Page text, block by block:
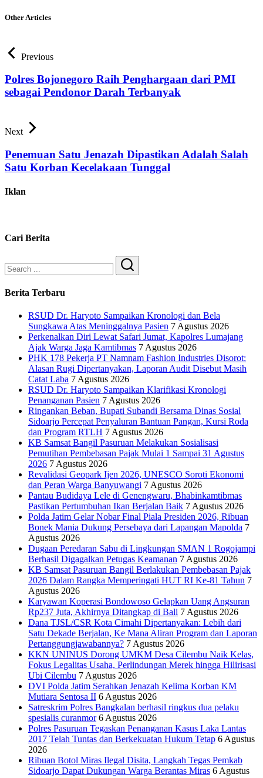
Other Articles
Previous
Polres Bojonegoro Raih Penghargaan dari PMI
sebagai Pendonor Darah Terbanyak
Next
Penemuan Satu Jenazah Dipastikan Adalah Salah
Satu Korban Kecelakaan Tunggal
Iklan
Cari Berita
Search
Berita Terbaru
RSUD Dr. Haryoto Sampaikan Kronologi dan Bela
Sungkawa Atas Meninggalnya Pasien 7 Agustus 2026
Perkenalkan Diri Lewat Safari Jumat, Kapolres Lumajang
Ajak Warga Jaga Kamtibmas 7 Agustus 2026
PHK 178 Pekerja PT Namnam Fashion Industries Disorot:
Alasan Rugi Dipertanyakan, Laporan Audit Disebut Masih
Catat Laba 7 Agustus 2026
RSUD Dr. Haryoto Sampaikan Klarifikasi Kronologi
Penanganan Pasien 7 Agustus 2026
Ringankan Beban, Bupati Subandi Bersama Dinas Sosial
Sidoarjo Percepat Penyaluran Bantuan Pangan, Kursi Roda
dan Program RTLH 7 Agustus 2026
KB Samsat Bangil Pasuruan Melakukan Sosialisasi
Pemutihan Pembebasan Pajak Mulai 1 Sampai 31 Agustus
2026 7 Agustus 2026
Revalidasi Geopark Ijen 2026, UNESCO Soroti Ekonomi
dan Peran Warga Banyuwangi 7 Agustus 2026
Pantau Budidaya Lele di Genengwaru, Bhabinkamtibmas
Pastikan Pertumbuhan Ikan Berjalan Baik 7 Agustus 2026
Polda Jatim Gelar Nobar Final Piala Presiden 2026, Ribuan
Bonek Mania Dukung Persebaya dari Lapangan Mapolda 7
Agustus 2026
Dugaan Peredaran Sabu di Lingkungan SMAN 1 Rogojampi
Berhasil Digagalkan Petugas Keamanan 7 Agustus 2026
KB Samsat Pasuruan Bangil Berlakukan Pembebasan Pajak
2026 Dalam Rangka Memperingati HUT RI Ke-81 Tahun 7
Agustus 2026
Karyawan Koperasi Bondowoso Gelapkan Uang Angsuran
Rp237 Juta, Akhirnya Ditangkap di Bali 7 Agustus 2026
Dana TJSL/CSR Kota Cimahi Dipertanyakan: Lebih dari
Satu Dekade Berjalan, Ke Mana Aliran Program dan Laporan
Pertanggungjawabannya? 7 Agustus 2026
KKN UNINUS Dorong UMKM Desa Cilembu Naik Kelas,
Fokus Legalitas Usaha, Perlindungan Merek hingga Hilirisasi
Ubi Cilembu 7 Agustus 2026
DVI Polda Jatim Serahkan Jenazah Kelima Korban KM
Mutiara Sentosa II 6 Agustus 2026
Satreskrim Polres Bangkalan berhasil ringkus dua pelaku
spesialis curanmor 6 Agustus 2026
Polres Pasuruan Tegaskan Penanganan Kasus Laka Lantas
2017 Telah Tuntas dan Berkekuatan Hukum Tetap 6 Agustus
2026
Ribuan Botol Miras Ilegal Disita, Langkah Tegas Pemkab
Sidoarjo Dapat Dukungan Warga Berantas Miras 6 Agustus